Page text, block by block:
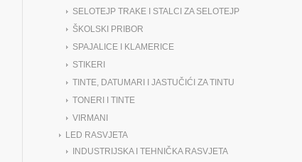
SELOTEJP TRAKE I STALCI ZA SELOTEJP
ŠKOLSKI PRIBOR
SPAJALICE I KLAMERICE
STIKERI
TINTE, DATUMARI I JASTUČIĆI ZA TINTU
TONERI I TINTE
VIRMANI
LED RASVJETA
INDUSTRIJSKA I TEHNIČKA RASVJETA